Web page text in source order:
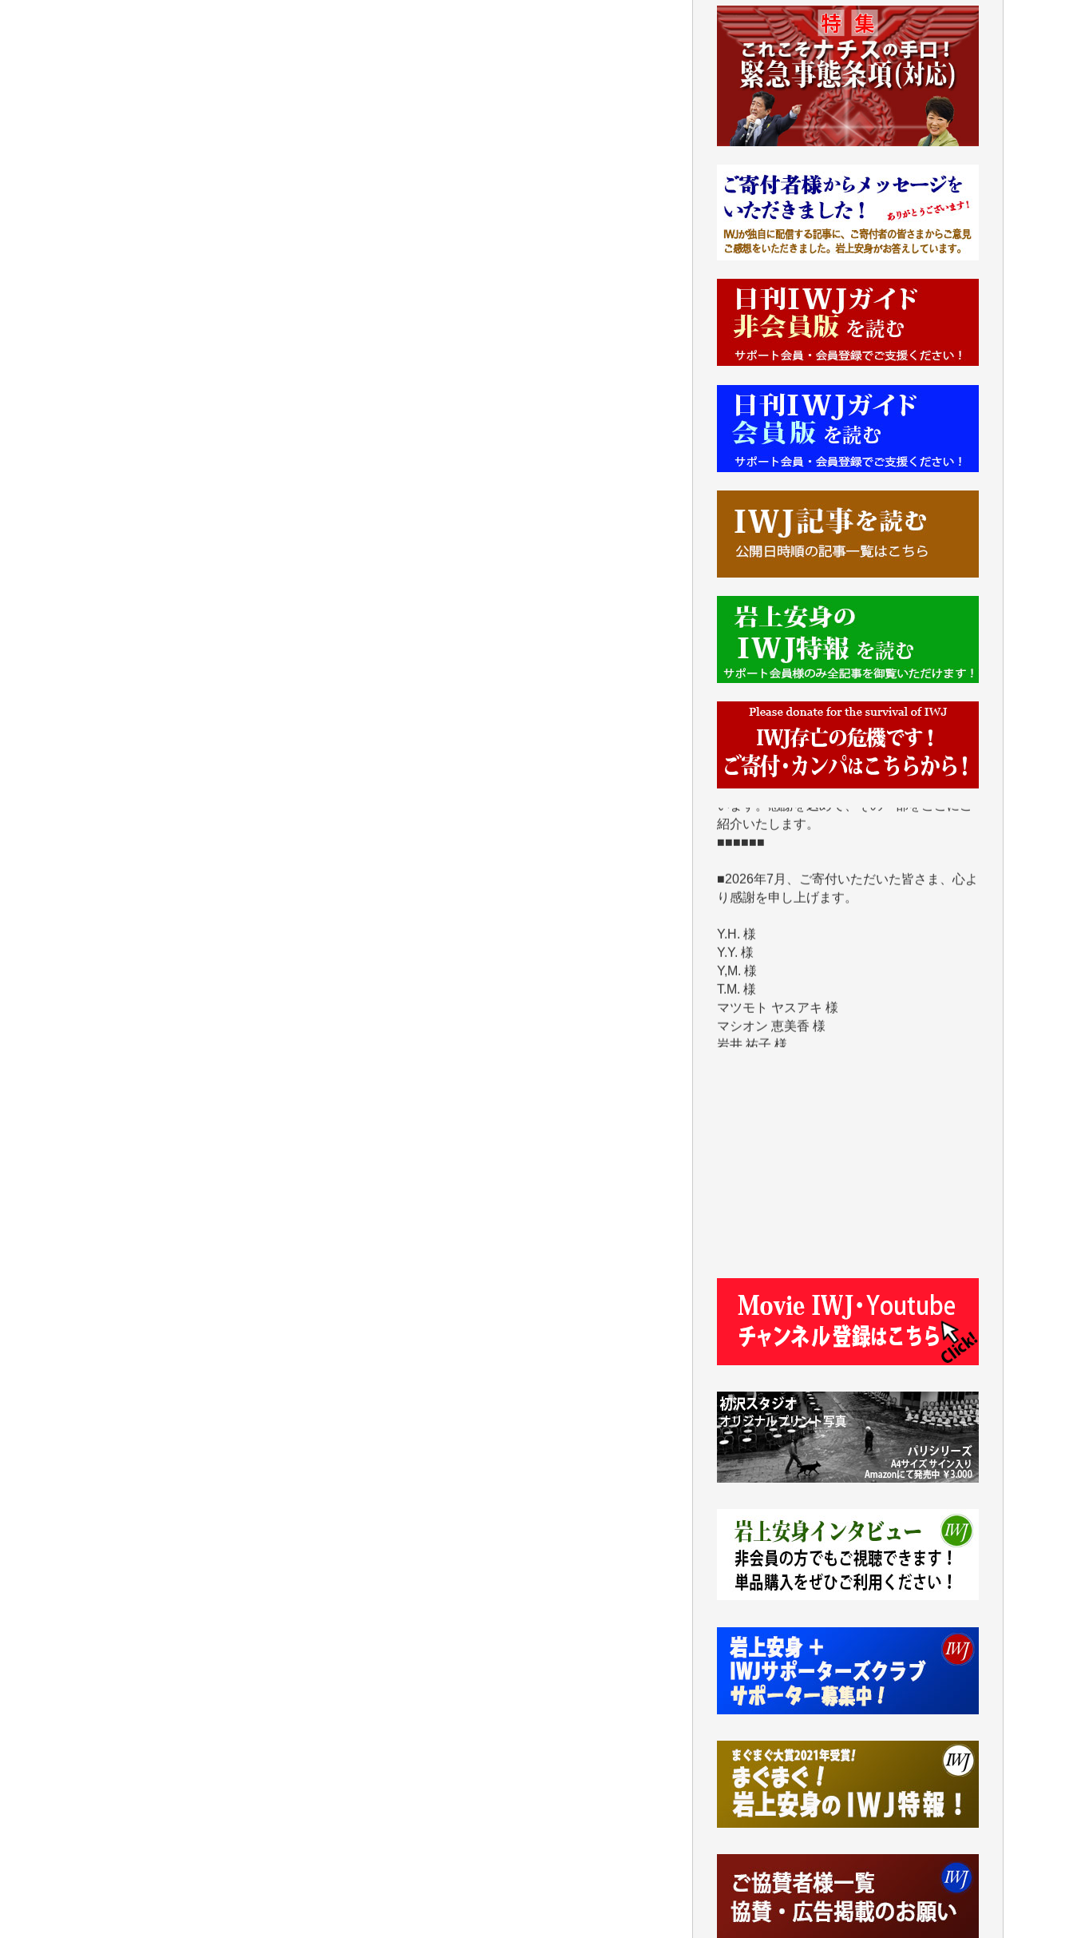
■■■■■■
IWJには、ご寄付・カンパをいただいた方々
より、たくさんの応援のメッセージが届いて
います。感謝を込めて、その一部をここにご
紹介いたします。
■■■■■■
■2026年7月、ご寄付いただいた皆さま、心よ
Y.H. 様
Y,M. 様
T.M. 様
マツモト ヤスアキ 様
マシオン 恵美香 様
岩井 祐子 様
吉村 隆子 様
新城 靖 様
平野智生 様
山本賢二 様
吉住俊昭 様
塩川 晃平 様
松本益美 様
井出 隆太 様
及川昭男 様
岩井祐子 様
井出 隆太 様
小池説夫 様
アオキカナメ 様
ンをよく拝見しております。コンテンツが失
われるのはあまりにもったいない。少しでも
お役立てください。（H.O.様）
今日、僅かですがカンパしました。（T.M.
今日、僅かですがカンパしました。IWJの危
機を乗り切るには到底及ばない額ですが病気
の妻を抱えている私にとっては精一杯のカン
パです。
や解説記事、そして各界の方々とのインタビ
ューは大袈裟ではなく、極めて重要な知的財
産だと思っています。
Windows7の頃はIWJの動画もRealPlayerで録